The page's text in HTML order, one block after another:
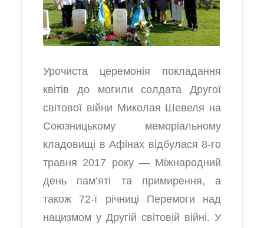
Урочиста церемонія покладання
квітів до могили солдата Другої
світової війни Миколая Шевеля на
Союзницькому меморіальному
кладовищі в Афінах відбулася 8-го
травня 2017 року — Міжнародний
день пам’яті та примирення, а
також 72-ї річниці Перемоги над
нацизмом у Другій світовій війні. У